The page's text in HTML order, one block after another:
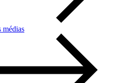
médias